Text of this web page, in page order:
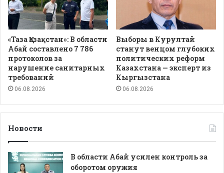
«Таза Қазақстан»: В области
Абай составлено 7 786
протоколов за
нарушение санитарных
требований
06.08.2026
Выборы в Курултай
станут венцом глубоких
политических реформ
Казахстана — эксперт из
Кыргызстана
06.08.2026
Новости
В области Абай усилен контроль за
оборотом оружия